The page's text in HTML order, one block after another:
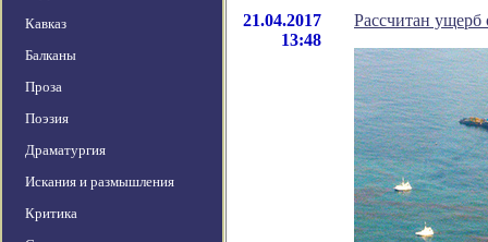
Кавказ
Балканы
Проза
Поэзия
Драматургия
Искания и размышления
Критика
21.04.2017
13:48
Рассчитан